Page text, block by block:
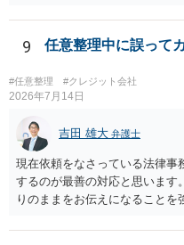
はそもそも事案を把握できてい
いては弁護士として能力不足
かもしれません。
9 任意整理中に誤って
#任意整理 #クレジット会社
2026年7月14日
吉田 雄大 弁護士
現在依頼をなさっている法律事
するのが最善の対応と思います
りのままをお伝えになること
早ければ早いほどいいのは間違